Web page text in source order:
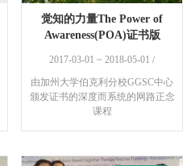
觉知的力量The Power of
Awareness(POA)证书版
2017-03-01 ~ 2018-05-01 /
由加州大学伯克利分校GGSC中心
颁发证书的深度而系统的网路正念
课程